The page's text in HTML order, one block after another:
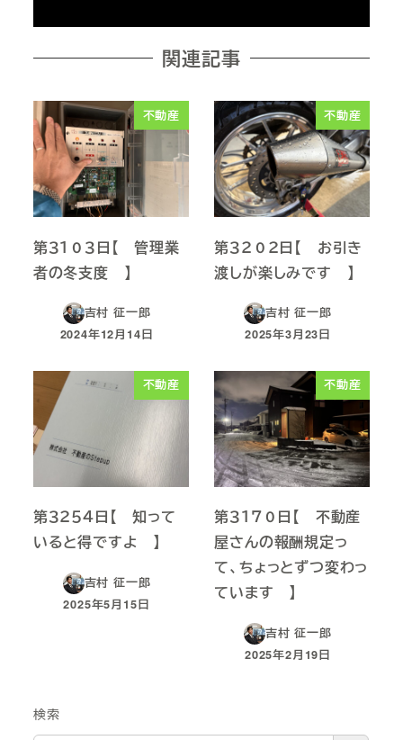
関連記事
不動産
第３１０３日【 管理業
者の冬支度 】
吉村 征一郎
投稿日
2024年12月14日
不動産
第３２０２日【 お引き
渡しが楽しみです 】
吉村 征一郎
投稿日
2025年3月23日
不動産
第３２５４日【 知って
いると得ですよ 】
吉村 征一郎
投稿日
2025年5月15日
不動産
第３１７０日【 不動産
屋さんの報酬規定っ
て、ちょっとずつ変わっ
ています 】
吉村 征一郎
投稿日
2025年2月19日
検索